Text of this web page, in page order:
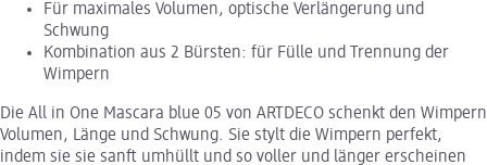
Für maximales Volumen, optische Verlängerung und
Schwung
Kombination aus 2 Bürsten: für Fülle und Trennung der
Wimpern
Die All in One Mascara blue 05 von ARTDECO schenkt den Wimpern
Volumen, Länge und Schwung. Sie stylt die Wimpern perfekt,
indem sie sie sanft umhüllt und so voller und länger erscheinen